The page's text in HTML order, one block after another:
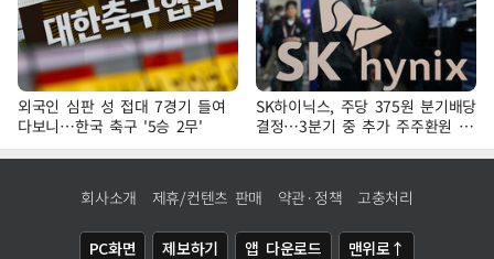
외국인 심판 성 접대 7경기 들여
다보니…한국 축구 '5승 2무'
SK하이닉스, 주당 375원 분기배당
결정…3분기 중 추가 주주환원 발
표
회사소개 제휴/컨텐츠 판매 약관·정책 고충처리
PC화면 제보하기 앱 다운로드 맨위로↑